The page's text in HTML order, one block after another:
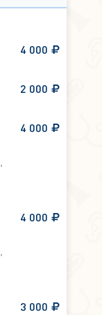
4 000
2 000
4 000
4 000
3 000